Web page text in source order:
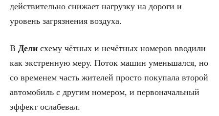
действительно снижает нагрузку на дороги и
уровень загрязнения воздуха.
В Дели схему чётных и нечётных номеров вводили
как экстренную меру. Поток машин уменьшался, но
со временем часть жителей просто покупала второй
автомобиль с другим номером, и первоначальный
эффект ослабевал.